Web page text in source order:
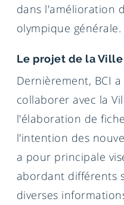
dans l'amélioration
olympique générale.
Le projet de la
Dernièrement, BCI
collaborer avec la
l'élaboration de
l'intention des
a pour principale
abordant différents
diverses